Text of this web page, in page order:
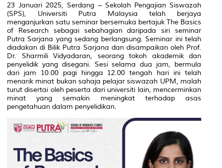
23 Januari 2025, Serdang – Sekolah Pengajian Siswazah
(SPS), Universiti Putra Malaysia telah berjaya
menganjurkan satu seminar bersemuka bertajuk The Basics
of Researchsebagai sebahagian daripada siri seminar
Putra Sarjana yang sedang berlangsung. Seminar ini telah
diadakan di Bilik Putra Sarjana dan disampaikan oleh Prof.
Dr. Sharmili Vidyadaran, seorang tokoh akademik dan
penyelidik yang disegani. Sesi selama dua jam, bermula
dari jam 10.00 pagi hingga 12.00 tengah hari ini telah
menarik minat bukan sahaja pelajar siswazah UPM, malah
turut disertai oleh peserta dari universiti lain, mencerminkan
minat yang semakin meningkat terhadap asas
pengetahuan dalam penyelidikan.